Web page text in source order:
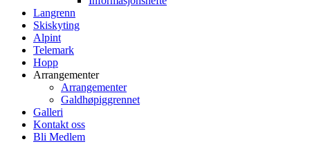
Langrenn
Skiskyting
Alpint
Telemark
Hopp
Arrangementer
Arrangementer
Galdhøpiggrennet
Galleri
Kontakt oss
Bli Medlem